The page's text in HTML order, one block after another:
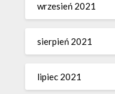
wrzesień 2021
sierpień 2021
lipiec 2021